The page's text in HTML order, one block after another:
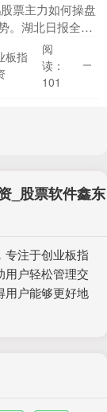
票主力如何操盘
。湖北日报全媒
水流情况。湖
月23日12时，....
板指
阅
读：
101
_股票软件鑫东
专注于创业板指
用户轻松管理交
用户能够更好地